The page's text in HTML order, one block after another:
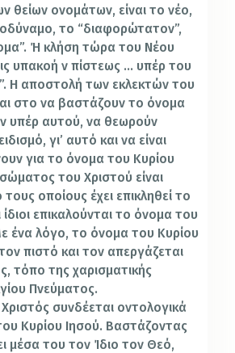
θείων ονομάτων, είναι το νέο,
το “διαφορώτατον”,
Ή κλήση τώρα του Νέου
υπακοή ν πίστεως … υπέρ του
Η αποστολή των εκλεκτών του
στο να βαστάζουν το όνομα
υπέρ αυτού, να θεωρούν
γι’ αυτό και να είναι
για το όνομα του Κυρίου
του Χριστού είναι
οποίους έχει επικληθεί το
επικαλούνται το όνομα του
ένα λόγο, το όνομα του Κυρίου
πιστό και τον απεργάζεται
τόπο της χαρισματικής
Πνεύματος.
συνδέεται οντολογικά
Κυρίου Ιησού. Βαστάζοντας
μέσα του τον Ίδιο τον Θεό,